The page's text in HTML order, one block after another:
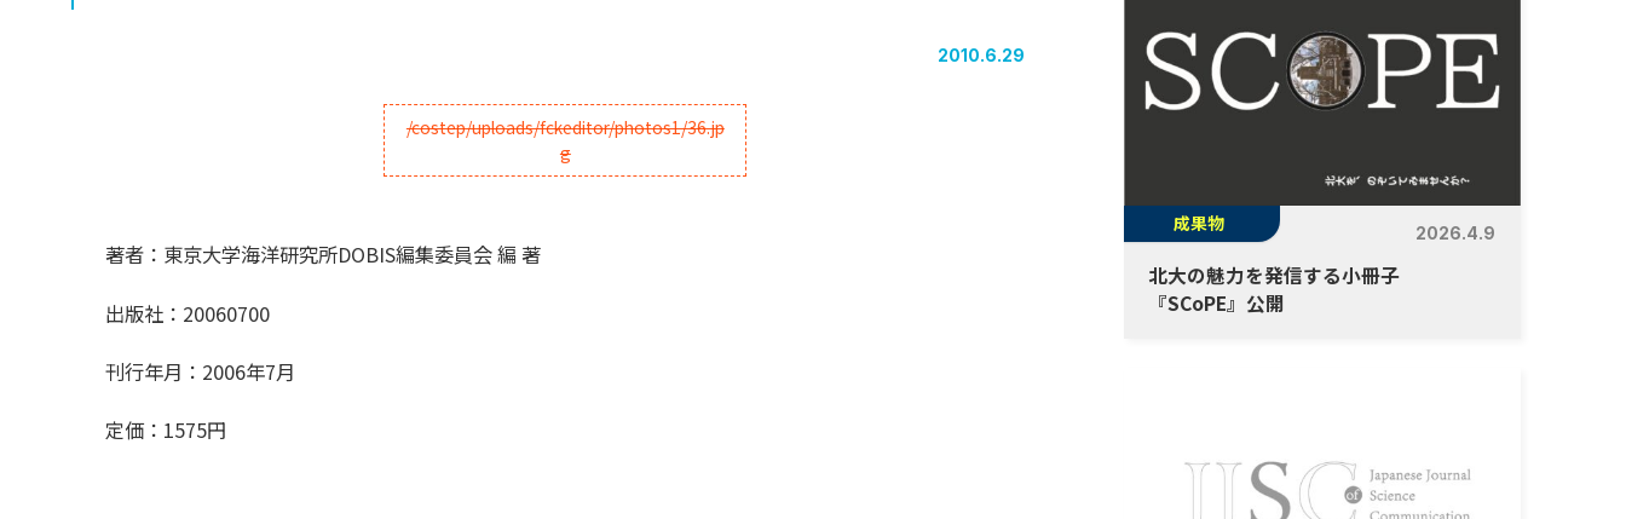
2010.6.29
著者：東京大学海洋研究所DOBIS編集委員会 編 著
出版社：20060700
刊行年月：2006年7月
定価：1575円
成果物 2026.4.9
北大の魅力を発信する小冊子
『SCoPE』公開